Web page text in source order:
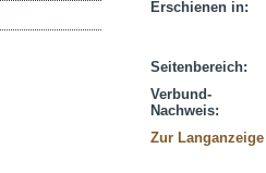
Erschienen in:
Seitenbereich:
Verbund-
Nachweis:
Zur Langanzeige